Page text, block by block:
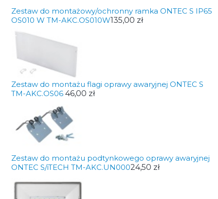
Zestaw do montażowy/ochronny ramka ONTEC S IP65
OS010 W TM-AKC.OS010W135,00 zł
Zestaw do montażu flagi oprawy awaryjnej ONTEC S
TM-AKC.OS06 46,00 zł
Zestaw do montażu podtynkowego oprawy awaryjnej
ONTEC S/iTECH TM-AKC.UN00024,50 zł